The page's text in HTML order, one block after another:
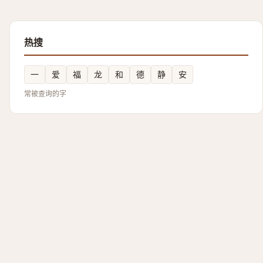
热搜
一 爱 福 龙 和 德 静 安
常被查询的字